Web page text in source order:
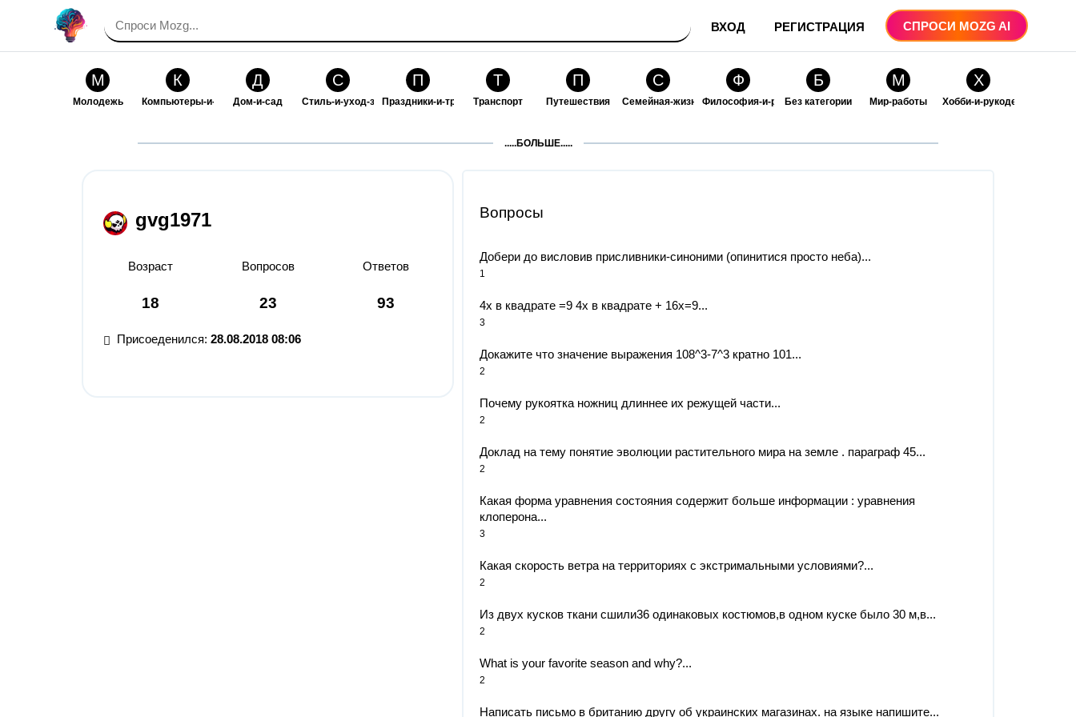
ВХОД РЕГИСТРАЦИЯ СПРОСИ MOZG AI
М
Молодежь
К
Компьютеры-и-электроника
Д
Дом-и-сад
С
Стиль-и-уход-за-собой
П
Праздники-и-традиции
Т
Транспорт
П
Путешествия
С
Семейная-жизнь
Ф
Философия-и-религия
Б
Без категории
М
Мир-работы
Х
Хобби-и-рукоделие
.....БОЛЬШЕ.....
gvg1971
Возраст Вопросов Ответов
18 23 93
Присоеденился: 28.08.2018 08:06
Вопросы
Добери до висловив присливники-синоними (опинитися просто неба)...
1
4х в квадрате =9 4х в квадрате + 16х=9...
3
Докажите что значение выражения 108^3-7^3 кратно 101...
2
Почему рукоятка ножниц длиннее их режущей части...
2
Доклад на тему понятие эволюции растительного мира на земле . параграф 45...
2
Какая форма уравнения состояния содержит больше информации : уравнения
клоперона...
3
Какая скорость ветра на территориях с экстримальными условиями?...
2
Из двух кусков ткани сшили36 одинаковых костюмов,в одном куске было 30 м,в...
2
What is your favorite season and why?...
2
Написать письмо в британию другу об украинских магазинах. на языке напишите...